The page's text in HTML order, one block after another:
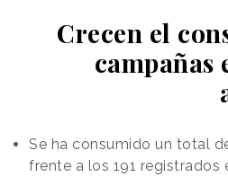
Crecen el
campañas
Se ha consumido un total
frente a los 191 registrados